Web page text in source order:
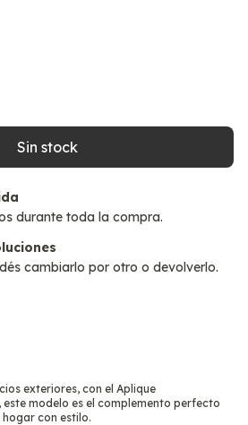
durante toda la compra.
cambiarlo por otro o devolverlo.
exteriores, con el Aplique
modelo es el complemento perfecto
con estilo.